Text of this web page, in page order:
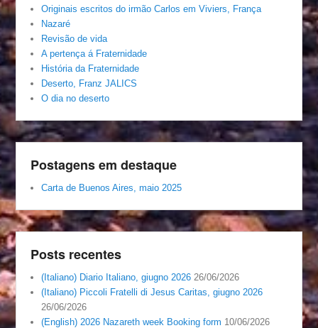
Originais escritos do irmão Carlos em Viviers, França
Nazaré
Revisão de vida
A pertença á Fraternidade
História da Fraternidade
Deserto, Franz JALICS
O dia no deserto
Postagens em destaque
Carta de Buenos Aires, maio 2025
Posts recentes
(Italiano) Diario Italiano, giugno 2026 26/06/2026
(Italiano) Piccoli Fratelli di Jesus Caritas, giugno 2026
26/06/2026
(English) 2026 Nazareth week Booking form 10/06/2026